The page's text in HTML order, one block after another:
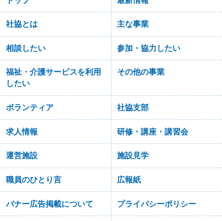
社協とは 主な事業
相談したい 参加・協力したい
福祉・介護サービスを利用
したい
その他の事業
ボランティア 社協支部
求人情報 研修・講座・講習会
運営施設 施設見学
職員のひとり言 広報紙
バナー広告掲載について プライバシーポリシー